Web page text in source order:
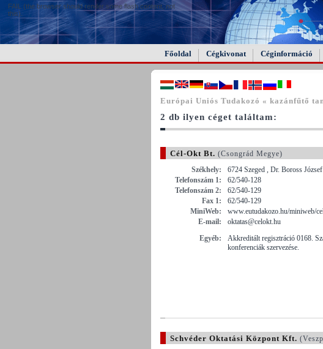
FAIL (the browser should render some flash content, not
this).
Főoldal Cégkivonat Céginformáció
Európai Uniós Tudakozó « kazánfűtő
2 db ilyen céget találtam:
Cél-Okt Bt. (Csongrád Megye)
Székhely:
6724 Szeged , Dr. Boross
Telefonszám 1:
62/540-128
Telefonszám 2:
62/540-129
Fax 1:
62/540-129
MiniWeb:
www.eutudakozo.hu/miniweb/
E-mail:
oktatas@celokt.hu
Egyéb:
Akkreditált regisztráció 0168.
konferenciák szervezése.
Schvéder Oktatási Központ Kft.